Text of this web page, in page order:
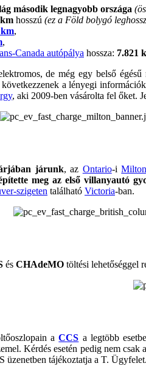
második legnagyobb országa
hosszú (ez a Föld bolygó
km,
,
Canada autópálya hossza: 7.821
de még egy belső
a lényegi
, aki 2009-ben vásárolta fel őket.
járunk, az Ontario-i
meg az első villanyautó
szigeten található Victoria-ban.
és CHAdeMO töltési lehetőséggel
aCCS a legtöbb
Kérdés esetén pedig nem
üzenetben tájékoztatja a T.